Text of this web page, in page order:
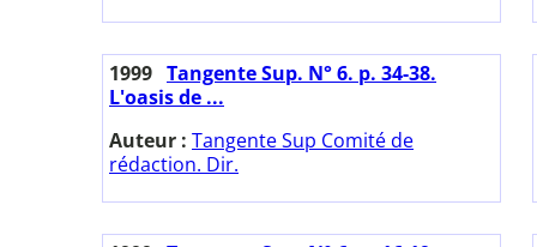
1999 Tangente Sup. N° 6. p. 34-38.
L'oasis de ...
Auteur : Tangente Sup Comité de
rédaction. Dir.